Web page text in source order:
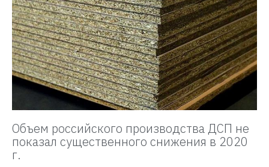
Объем российского производства ДСП не
показал существенного снижения в 2020
г.